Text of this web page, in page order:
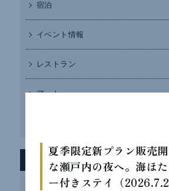
宿泊
イベント情報
レストラン
アート
最近の投稿
インスタフォローキャンペーン実施
夏季限定新プラン販売
な瀬戸内の夜へ。海ほ
ー付きステイ（